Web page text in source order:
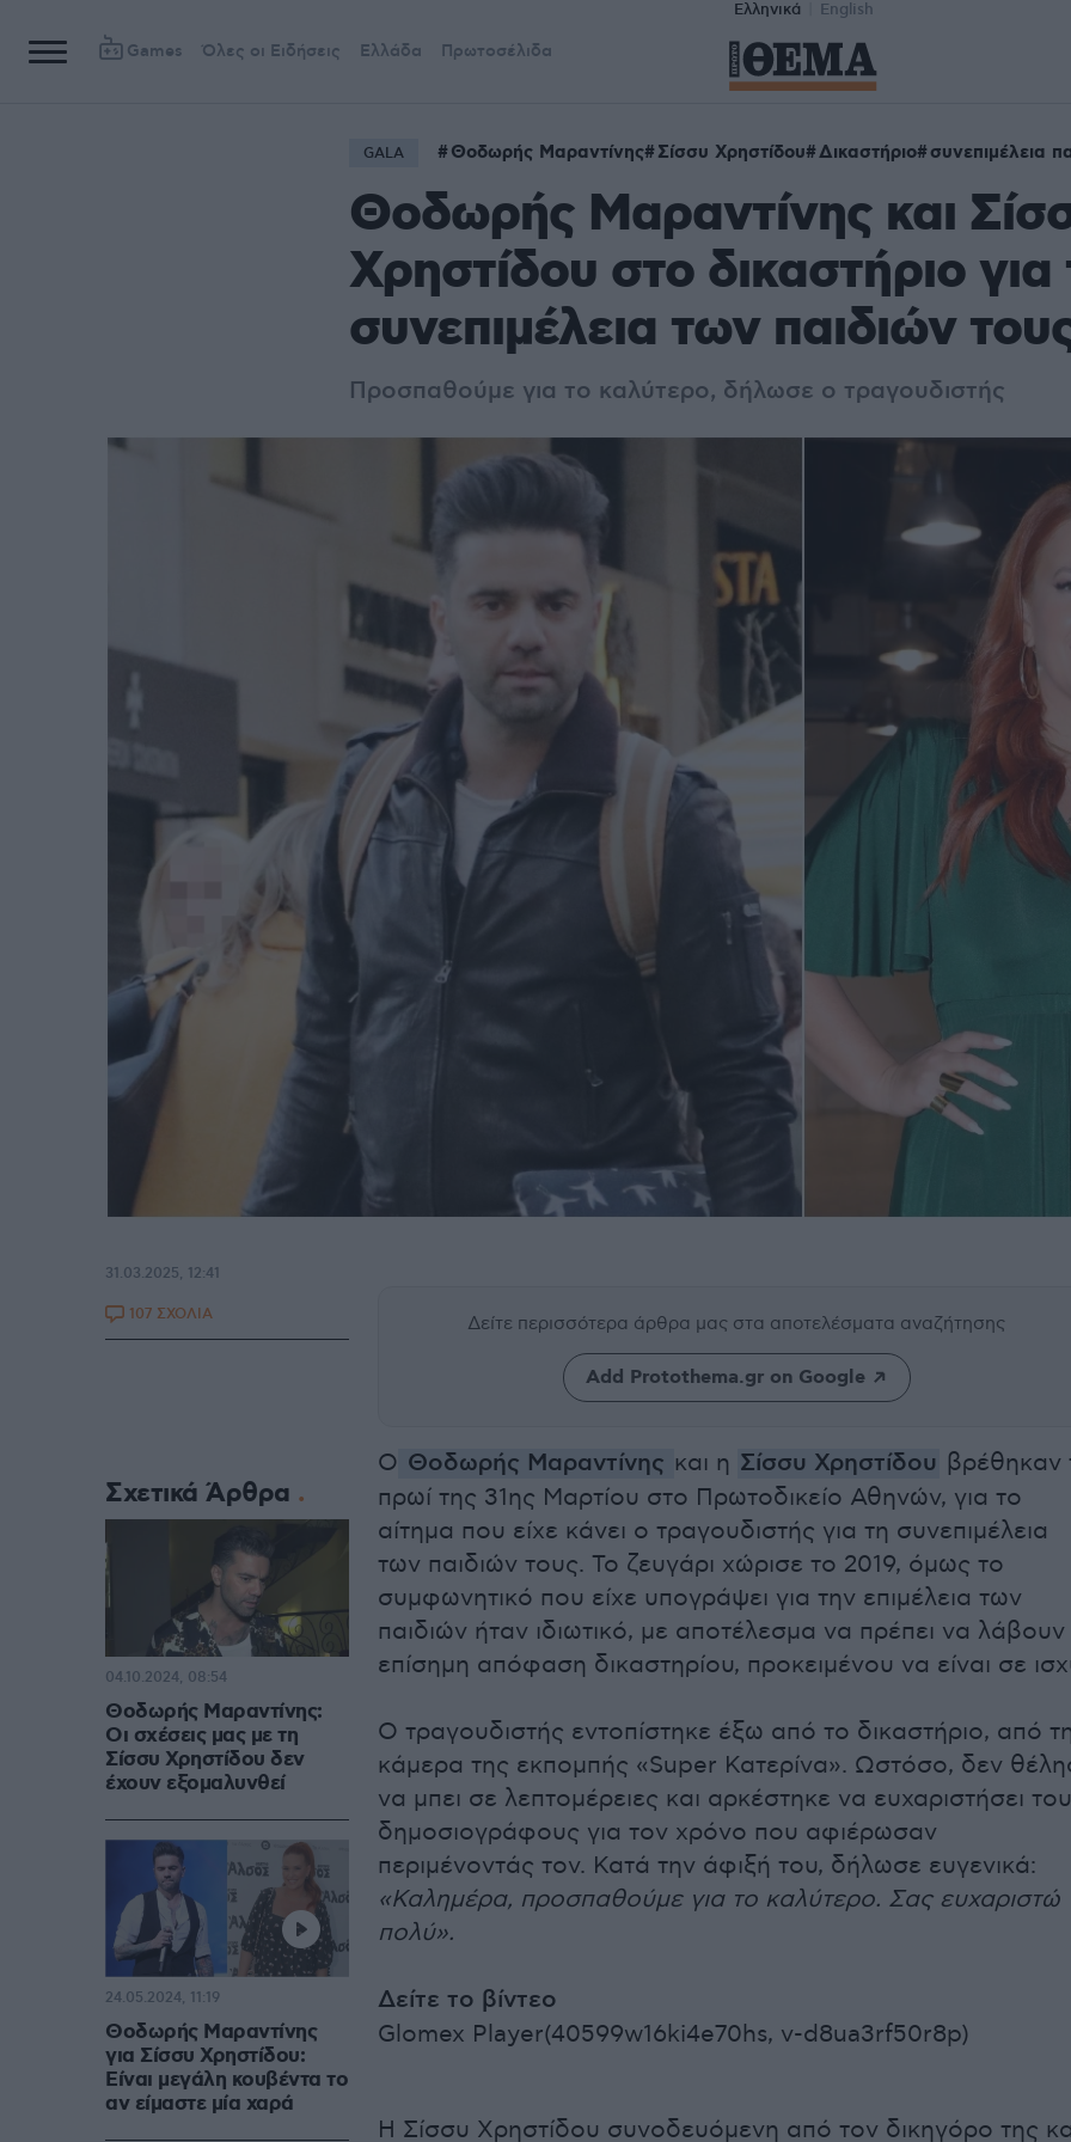
Ελληνικά English
Games Όλες οι Ειδήσεις Ελλάδα Πρωτοσέλιδα
GALA Θοδωρής Μαραντίνης Σίσσυ Χρηστίδου Δικαστήριο συνεπιμέλεια
Θοδωρής Μαραντίνης και
Χρηστίδου στο δικαστήριο για
συνεπιμέλεια των παιδιών
Προσπαθούμε για το καλύτερο, δήλωσε ο τραγουδιστής
Δείτε περισσότερα άρθρα μας στα αποτελέσματα αναζήτησης
Add Protothema.gr on Google
Ο Θοδωρής Μαραντίνης και η Σίσσυ Χρηστίδου βρέθηκαν
πρωί της 31ης Μαρτίου στο Πρωτοδικείο Αθηνών, για το
αίτημα που είχε κάνει ο τραγουδιστής για τη συνεπιμέλεια
των παιδιών τους. Το ζευγάρι χώρισε το 2019, όμως το
συμφωνητικό που είχε υπογράψει για την επιμέλεια των
παιδιών ήταν ιδιωτικό, με αποτέλεσμα να πρέπει να λάβουν
επίσημη απόφαση δικαστηρίου, προκειμένου να είναι σε
Ο τραγουδιστής εντοπίστηκε έξω από το δικαστήριο, από
κάμερα της εκπομπής «Super Κατερίνα». Ωστόσο, δεν
να μπει σε λεπτομέρειες και αρκέστηκε να ευχαριστήσει
δημοσιογράφους για τον χρόνο που αφιέρωσαν
περιμένοντάς τον. Κατά την άφιξή του, δήλωσε ευγενικά:
«Καλημέρα, προσπαθούμε για το καλύτερο. Σας ευχαριστώ
πολύ».
Δείτε το βίντεο
Glomex Player(40599w16ki4e70hs, v-d8ua3rf50r8p)
Η Σίσσυ Χρηστίδου συνοδευόμενη από τον δικηγόρο της
31.03.2025, 12:41
107 ΣΧΟΛΙΑ
Σχετικά Άρθρα
Θοδωρής Μαραντίνης:
Οι σχέσεις μας με τη
Σίσσυ Χρηστίδου δεν
έχουν εξομαλυνθεί
04.10.2024, 08:54
Θοδωρής Μαραντίνης
για Σίσσυ Χρηστίδου:
Είναι μεγάλη κουβέντα το
αν είμαστε μία χαρά
24.05.2024, 11:19